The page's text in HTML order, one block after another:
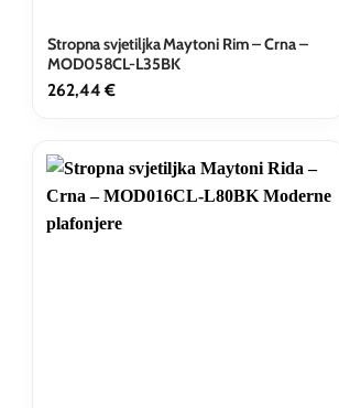
Stropna svjetiljka Maytoni Rim – Crna –
MOD058CL-L35BK
262,44 €